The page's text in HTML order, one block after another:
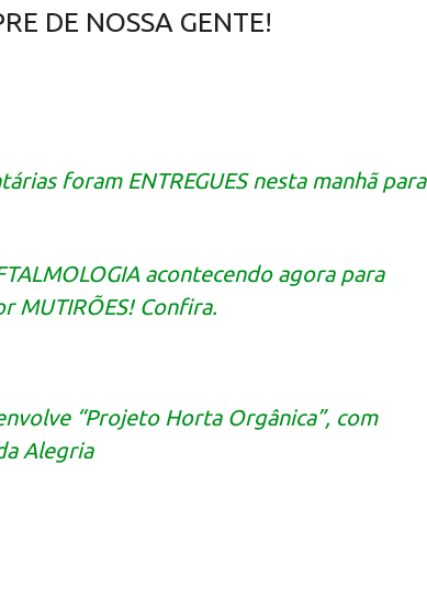
DE NOSSA GENTE!
foram ENTREGUES nesta manhã para
acontecendo agora para
MUTIRÕES! Confira.
“Projeto Horta Orgânica”, com
Alegria